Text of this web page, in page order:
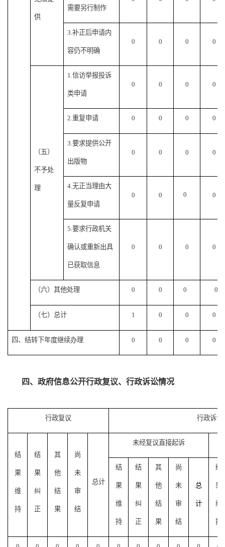
供
需要另行制作
3.补正后申请内
容仍不明确
0 0 0 0
（五）
不予处
理
1.信访举报投诉
类申请
0 0 0 0
2.重复申请 0 0 0 0
3.要求提供公开
出版物
0 0 0 0
4.无正当理由大
量反复申请
0 0 0 0
5.要求行政机关
确认或重新出具
已获取信息
0 0 0 0
（六）其他处理 0 0 0 0
（七）总计 1 0 0 0
四、结转下年度继续办理 0 0 0 0
四、政府信息公开行政复议、行政诉讼情况
行政复议 行政诉讼
结
果
维
持
结
果
纠
正
其
他
结
果
尚
未
审
结
总计
未经复议直接起诉
结
果
维
持
结
果
纠
正
其
他
结
果
尚
未
审
结
总
计
结
果
维
持